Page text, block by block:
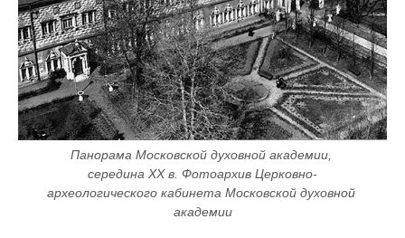
Панорама Московской духовной академии,
середина XX в. Фотоархив Церковно-
археологического кабинета Московской духовной
академии